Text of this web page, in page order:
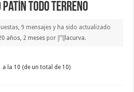
patín todo terreno
9 mensajes y ha sido actualizado
años, 2 mesespor lacurva.
a la 10 (de un total de 10)